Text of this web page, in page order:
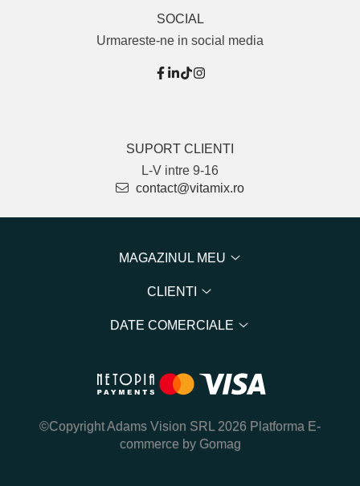
SOCIAL
Urmareste-ne in social media
SUPORT CLIENTI
L-V intre 9-16
contact@vitamix.ro
MAGAZINUL MEU
CLIENTI
DATE COMERCIALE
©Copyright Adams Vision SRL 2026 Platforma E-
commerce by Gomag